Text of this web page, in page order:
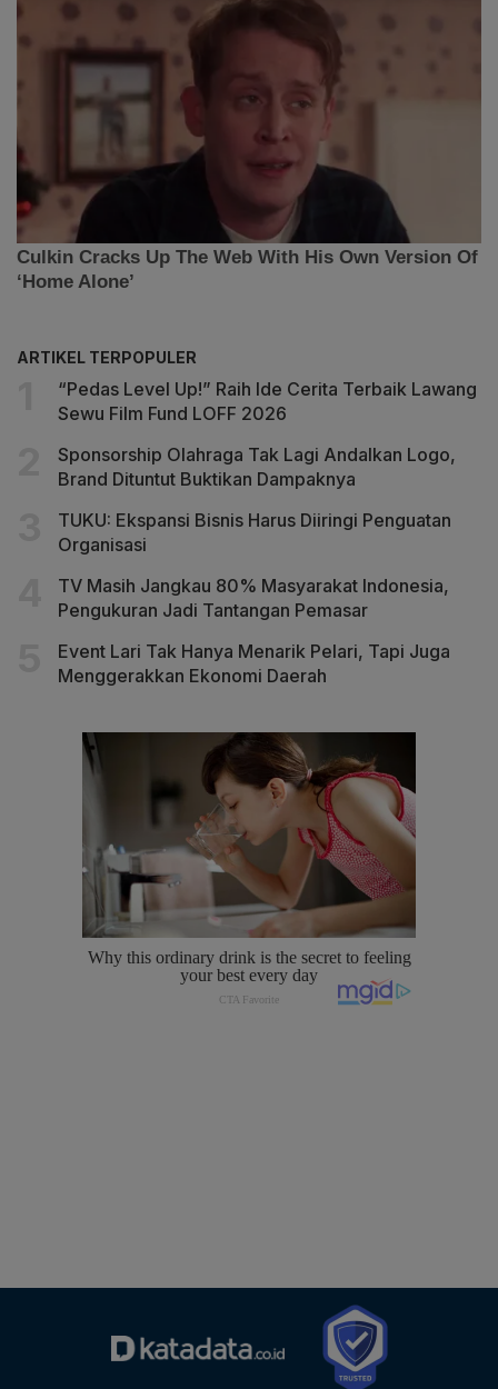
ARTIKEL TERPOPULER
“Pedas Level Up!” Raih Ide Cerita Terbaik Lawang
Sewu Film Fund LOFF 2026
Sponsorship Olahraga Tak Lagi Andalkan Logo,
Brand Dituntut Buktikan Dampaknya
TUKU: Ekspansi Bisnis Harus Diiringi Penguatan
Organisasi
TV Masih Jangkau 80% Masyarakat Indonesia,
Pengukuran Jadi Tantangan Pemasar
Event Lari Tak Hanya Menarik Pelari, Tapi Juga
Menggerakkan Ekonomi Daerah